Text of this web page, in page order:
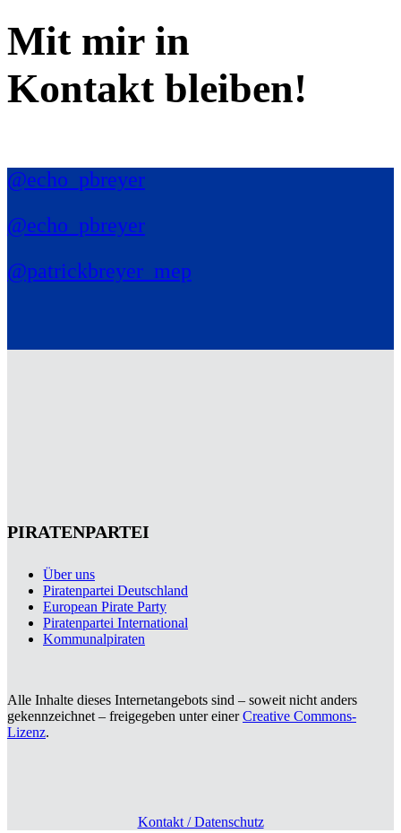
Mit mir in
Kontakt bleiben!
@echo_pbreyer
@echo_pbreyer
@patrickbreyer_mep
PIRATENPARTEI
Über uns
Piratenpartei Deutschland
European Pirate Party
Piratenpartei International
Kommunalpiraten
Alle Inhalte dieses Internetangebots sind – soweit nicht anders
gekennzeichnet – freigegeben unter einerCreative Commons-
Lizenz.
Kontakt / Datenschutz